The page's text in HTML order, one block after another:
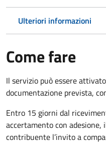
Ulteriori informazioni
Come fare
Il servizio può essere
documentazione prevista,
Entro 15 giorni dal
accertamento con adesione,
contribuente l’invito a